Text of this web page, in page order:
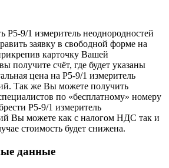
Р5-9/1 измеритель неоднородностей
заявку в свободной форме на
карточку Вашей
получите счёт, где будет указаны
цена на Р5-9/1 измеритель
Так же Вы можете получить
по «бесплатному» номеру
Р5-9/1 измеритель
Вы можете как с налогом НДС так и
стоимость будет снижена.
данные